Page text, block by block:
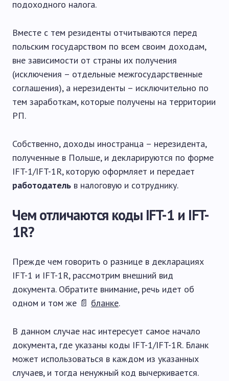
подоходного налога.
Вместе с тем резиденты отчитываются перед
польским государством по всем своим доходам,
вне зависимости от страны их получения
(исключения – отдельные межгосударственные
соглашения), а нерезиденты – исключительно по
тем заработкам, которые получены на территории
РП.
Собственно, доходы иностранца – нерезидента,
полученные в Польше, и декларируются по форме
IFT-1/IFT-1R, которую оформляет и передает
работодатель в налоговую и сотруднику.
Чем отличаются коды IFT-1 и IFT-
1R?
Прежде чем говорить о разнице в декларациях
IFT-1 и IFT-1R, рассмотрим внешний вид
документа. Обратите внимание, речь идет об
одном и том же 📄 бланке.
В данном случае нас интересует самое начало
документа, где указаны коды IFT-1/IFT-1R. Бланк
может использоваться в каждом из указанных
случаев, и тогда ненужный код вычеркивается.